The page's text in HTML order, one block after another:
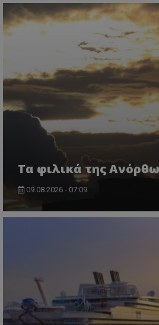
Τα φιλικά της
09.08.2026 - 07:09